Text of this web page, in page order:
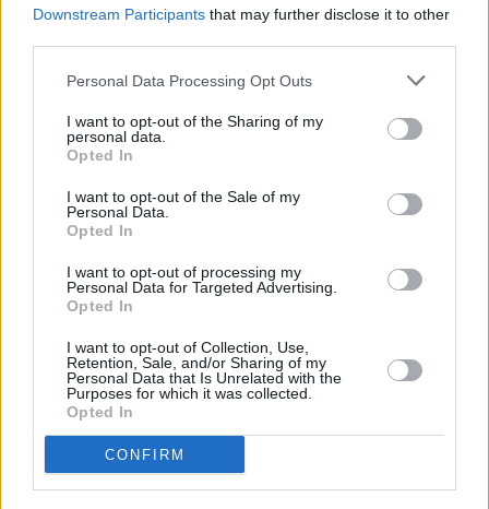
Downstream Participants that may further disclose it to other
Personal Data Processing Opt Outs
I want to opt-out of the Sharing of my
personal data.
Opted In
I want to opt-out of the Sale of my
Personal Data.
Opted In
I want to opt-out of processing my
Personal Data for Targeted Advertising.
Opted In
I want to opt-out of Collection, Use,
Retention, Sale, and/or Sharing of my
Personal Data that Is Unrelated with the
Purposes for which it was collected.
Opted In
CONFIRM
Στην τελική ευθεία το ψηφιακό
ευρώ: Τι σημαίνει για τράπεζες
και οικονομία
18:01, 04 Σεπτεμβρίου 2025
γίνεται mainstream
ΤΡΆΠΕΖΕΣ
Circle: Θέλει να γίνει "Τράπεζα
Ψηφιακών Assets"
07:56, 01 Ιουλίου 2025